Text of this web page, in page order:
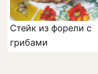
Стейк из форели с
грибами